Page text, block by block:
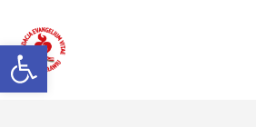
Otwórz pasek narzędzi